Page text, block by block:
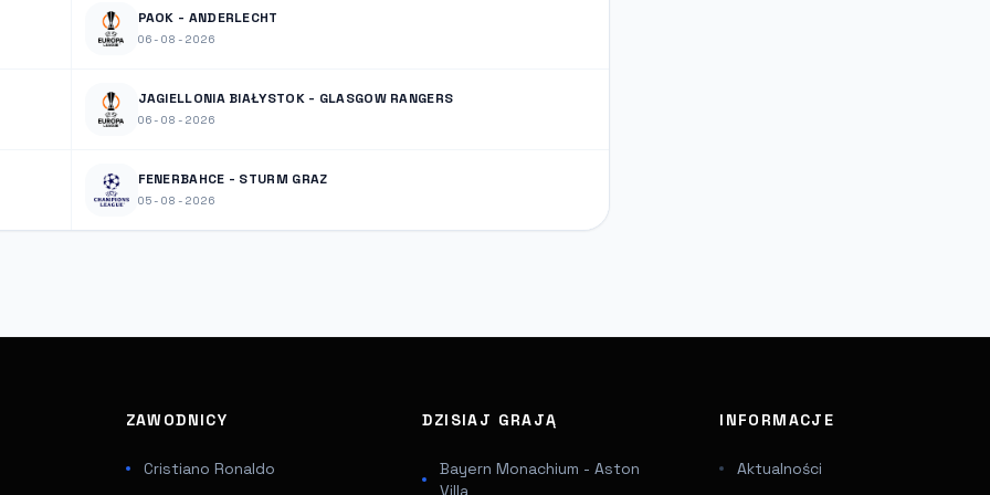
PAOK - ANDERLECHT
06-08-2026
JAGIELLONIA BIAŁYSTOK - GLASGOW RANGERS
06-08-2026
FENERBAHCE - STURM GRAZ
05-08-2026
ZAWODNICY
Cristiano Ronaldo
DZISIAJ GRAJĄ
Bayern Monachium - Aston
Villa
INFORMACJE
Aktualności